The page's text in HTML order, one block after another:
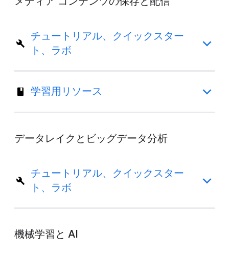
チュートリアル、クイックスター
ト、ラボ
学習用リソース
データレイクとビッグデータ分析
チュートリアル、クイックスター
ト、ラボ
機械学習と AI